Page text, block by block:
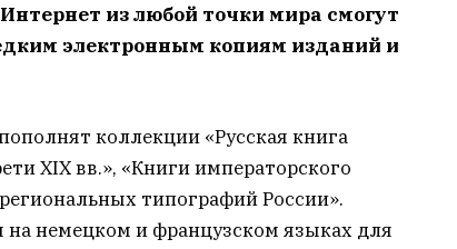
из любой точки мира смогут
электронным копиям изданий и
коллекции «Русская книга
XIX вв.», «Книги императорского
типографий России».
немецком и французском языках для